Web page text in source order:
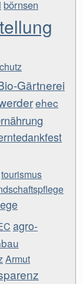
börnsen
Gärtnerei
ehec
tourismus
agro-
Armut